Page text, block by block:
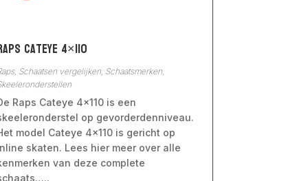
Cateye 4×110
, Schaatsen vergelijken, Schaatsmerken,
Raps Cateye 4×110 is een
op gevorderdenniveau.
model Cateye 4×110 is gericht op
skaten. Lees hier meer over alle
van deze complete